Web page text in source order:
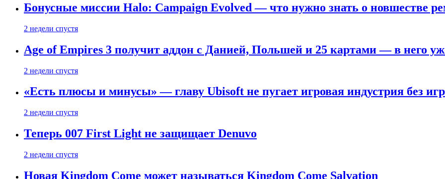
Бонусные миссии Halo: Campaign Evolved — что нужно знать о новшестве
2 недели спустя
Age of Empires 3 получит аддон с Данией, Польшей и 25 картами — в него
2 недели спустя
«Есть плюсы и минусы» — главу Ubisoft не пугает игровая индустрия без
2 недели спустя
Теперь 007 First Light не защищает Denuvo
2 недели спустя
Новая Kingdom Come может называться Kingdom Come Salvation